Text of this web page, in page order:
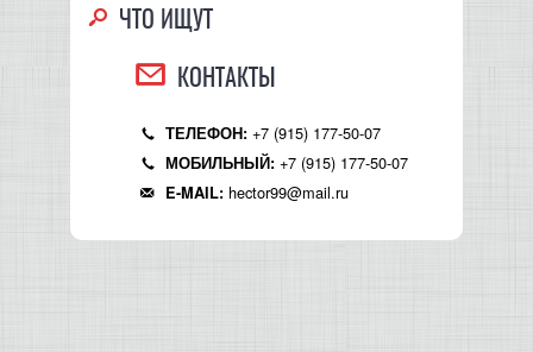
КОНТРОЛЛЕРЫ АС И КРОССОВЕРЫ
НАУШНИКИ
ЧТО ИЩУТ
КОНТАКТЫ
ТЕЛЕФОН: +7 (915) 177-50-07
МОБИЛЬНЫЙ: +7 (915) 177-50-07
E-MAIL: hector99@mail.ru